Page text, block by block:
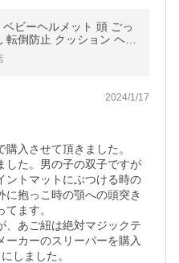
ビーヘルメット 頭 ごっ
倒防止 クッション ヘッ
セーフティ
2024/1/17
入させて頂きました。
した。男の子の双子ですが
ントマットにぶつける時の
に抱っこ時の顎への頭突き
ます。
、あご紐は絶対マジックテ
ーカーのスリーパーを購入
しました。